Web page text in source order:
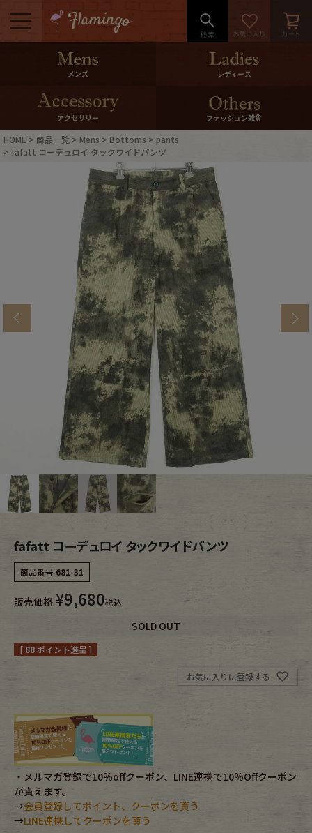
メニュー
500pt＆10％Offクーポンプレゼン
10％0ffクーポンプレゼント
ログイン・会員登録
マイページ
ご利用ガイド International Shipping
特集一覧
ブランドから探す スタッフコーディネート
年代から探す 古着卸DOCK
メンズ商品カテゴリーから探す
Outer
Bottoms
レディース商品カテゴリーから探す
Tops
Fafatt
Eye Wear
Bag Stall・Scarf
Accessory Shoes
メンズ レディース
アクセサリー ファッション雑貨
HOME 商品一覧 Mens Bottoms
pants
fafatt コーデュロイ タックワイドパンツ
fafatt コーデュロイ タックワイドパンツ
商品番号 681-31
販売価格 ¥9,680税込
SOLD OUT
[ 88ポイント進呈 ]
お気に入りに登録する
・メルマガ登録で10％offクーポン、LINE連携で10％Offクーポン
が貰えます。
→会員登録してポイント、クーポンを貰う
→LINE連携してクーポンを貰う